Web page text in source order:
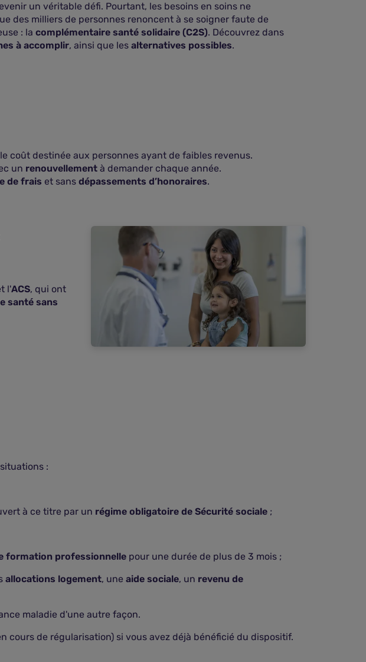
un véritable défi. Pourtant, les besoins en soins ne
des milliers de personnes renoncent à se soigner faute de
: la complémentaire santé solidaire (C2S). Découvrez dans
à accomplir, ainsi que les alternatives possibles.
coût destinée aux personnes ayant de faibles revenus.
un renouvellement à demander chaque année.
de frais et sans dépassements d’honoraires.
l'ACS, qui ont
santé sans
:
à ce titre par un régime obligatoire de Sécurité sociale ;
formation professionnelle pour une durée de plus de 3 mois ;
allocations logement, une aide sociale, un revenu de
maladie d'une autre façon.
cours de régularisation) si vous avez déjà bénéficié du dispositif.